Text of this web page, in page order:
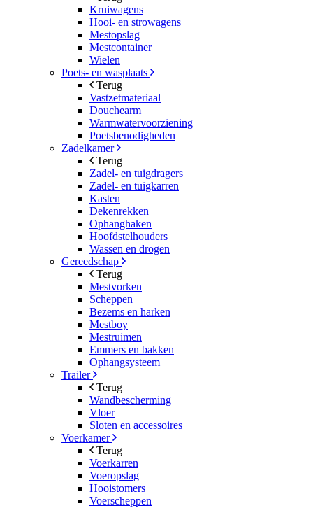
Kruiwagens
Hooi- en strowagens
Mestopslag
Mestcontainer
Wielen
Poets- en wasplaats
Terug
Vastzetmateriaal
Douchearm
Warmwatervoorziening
Poetsbenodigheden
Zadelkamer
Terug
Zadel- en tuigdragers
Zadel- en tuigkarren
Kasten
Dekenrekken
Ophanghaken
Hoofdstelhouders
Wassen en drogen
Gereedschap
Terug
Mestvorken
Scheppen
Bezems en harken
Mestboy
Mestruimen
Emmers en bakken
Ophangsysteem
Trailer
Terug
Wandbescherming
Vloer
Sloten en accessoires
Voerkamer
Terug
Voerkarren
Voeropslag
Hooistomers
Voerscheppen